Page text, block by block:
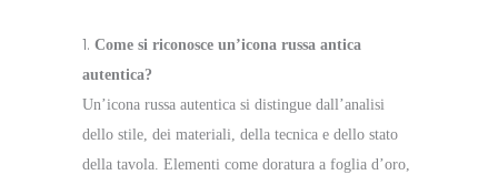
Come si riconosce un’icona russa antica
autentica?
Un’icona russa autentica si distingue dall’analisi
dello stile, dei materiali, della tecnica e dello stato
della tavola. Elementi come doratura a foglia d’oro,